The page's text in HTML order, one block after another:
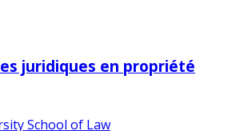
juridiques en propriété
School of Law